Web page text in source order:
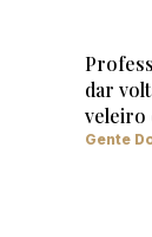
dar
veleiro
Gente